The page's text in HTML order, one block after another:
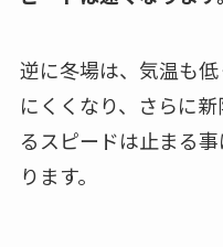
逆に冬場は、気温も
にくくなり、さらに
るスピードは止まる
ります。